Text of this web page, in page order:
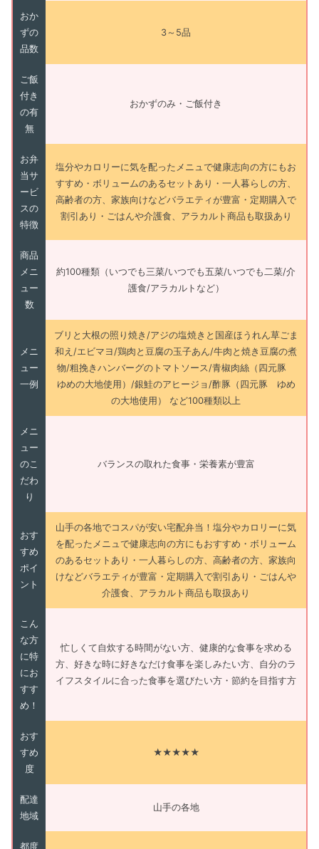
おか
ずの
品数
3～5品
ご飯
付き
の有
無
おかずのみ・ご飯付き
お弁
当サ
ービ
スの
特徴
塩分やカロリーに気を配ったメニュで健康志向の方にもお
すすめ・ボリュームのあるセットあり・一人暮らしの方、
高齢者の方、家族向けなどバラエティが豊富・定期購入で
割引あり・ごはんや介護食、アラカルト商品も取扱あり
商品
メニ
ュー
数
約100種類（いつでも三菜/いつでも五菜/いつでも二菜/介
護食/アラカルトなど）
メニ
ュー
一例
ブリと大根の照り焼き/アジの塩焼きと国産ほうれん草ごま
和え/エビマヨ/鶏肉と豆腐の玉子あん/牛肉と焼き豆腐の煮
物/粗挽きハンバーグのトマトソース/青椒肉絲（四元豚
ゆめの大地使用）/銀鮭のアヒージョ/酢豚（四元豚 ゆめ
の大地使用） など100種類以上
メニ
ュー
のこ
だわ
り
バランスの取れた食事・栄養素が豊富
おす
すめ
ポイ
ント
山手の各地でコスパが安い宅配弁当！塩分やカロリーに気
を配ったメニュで健康志向の方にもおすすめ・ボリューム
のあるセットあり・一人暮らしの方、高齢者の方、家族向
けなどバラエティが豊富・定期購入で割引あり・ごはんや
介護食、アラカルト商品も取扱あり
こん
な方
に特
にお
すす
め！
忙しくて自炊する時間がない方、健康的な食事を求める
方、好きな時に好きなだけ食事を楽しみたい方、自分のラ
イフスタイルに合った食事を選びたい方・節約を目指す方
おす
すめ
度
★★★★★
配達
地域
山手の各地
都度